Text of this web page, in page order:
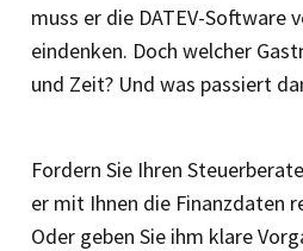
muss er die DATEV-Software
eindenken. Doch welcher
und Zeit? Und was passiert
Fordern Sie Ihren
er mit Ihnen die Finanzdaten
Oder geben Sie ihm klare